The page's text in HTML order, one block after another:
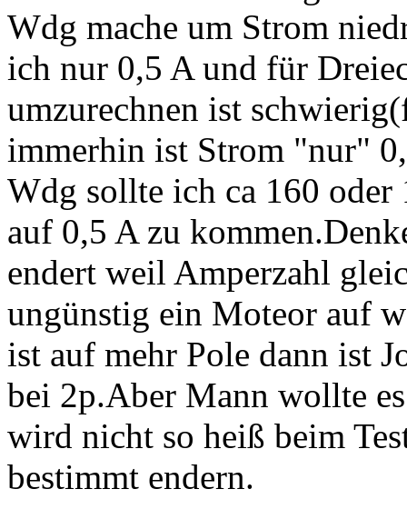
Wdg mache um Strom
ich nur 0,5 A und für
umzurechnen ist
immerhin ist Strom "nur"
Wdg sollte ich ca 160 oder
auf 0,5 A zu
endert weil Amperzahl
ungünstig ein Moteor auf
ist auf mehr Pole dann ist
bei 2p.Aber Mann wollte
wird nicht so heiß beim
bestimmt endern.